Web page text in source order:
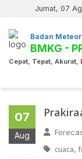
Jumat, 07
Badan
BMKG -
Cepat, Tepat, Akurat,
07
Aug
cuaca,